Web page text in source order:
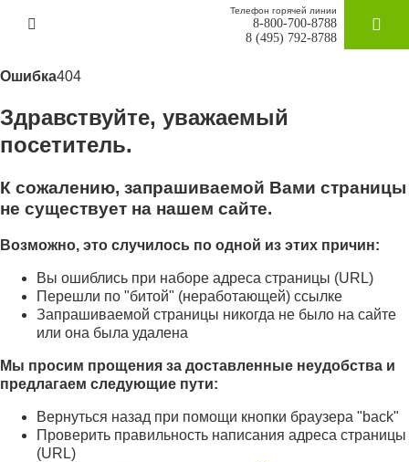
Телефон горячей линии
8-800-700-8788
8 (495) 792-8788
Ошибка404
Здравствуйте, уважаемый
посетитель.
К сожалению, запрашиваемой Вами страницы
не существует на нашем сайте.
Возможно, это случилось по одной из этих причин:
Вы ошиблись при наборе адреса страницы (URL)
Перешли по "битой" (неработающей) ссылке
Запрашиваемой страницы никогда не было на сайте
или она была удалена
Мы просим прощения за доставленные неудобства и
предлагаем следующие пути:
Вернуться назад при помощи кнопки браузера "back"
Проверить правильность написания адреса страницы
(URL)